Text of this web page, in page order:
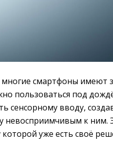
многие смартфоны имеют
пользоваться под
сенсорному вводу,
невосприимчивым к ним.
уже есть своё